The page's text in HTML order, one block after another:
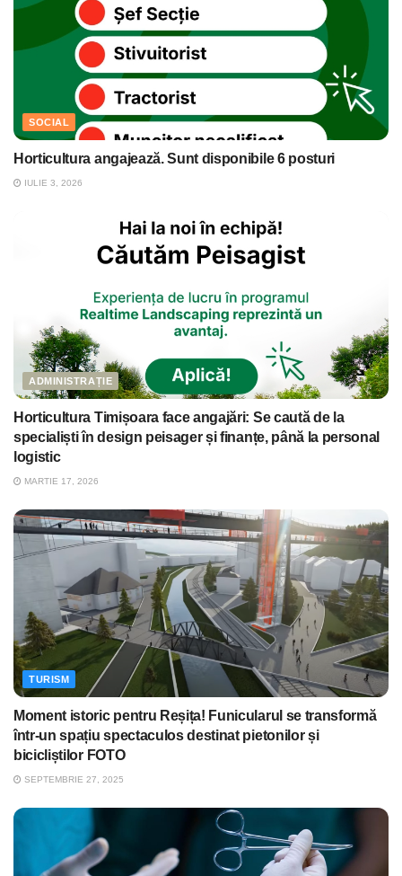
SOCIAL
Horticultura angajează. Sunt disponibile 6 posturi
IULIE 3, 2026
ADMINISTRAȚIE
Horticultura Timișoara face angajări: Se caută de la
specialiști în design peisager și finanțe, până la personal
logistic
MARTIE 17, 2026
TURISM
Moment istoric pentru Reșița! Funicularul se transformă
într-un spațiu spectaculos destinat pietonilor și
bicicliștilor FOTO
SEPTEMBRIE 27, 2025